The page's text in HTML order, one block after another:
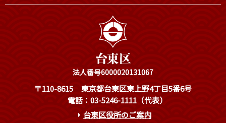
法人番号6000020131067
〒110-8615
東京都台東区東上野4丁目5番6号
電話：03-5246-1111（代表）
台東区役所のご案内